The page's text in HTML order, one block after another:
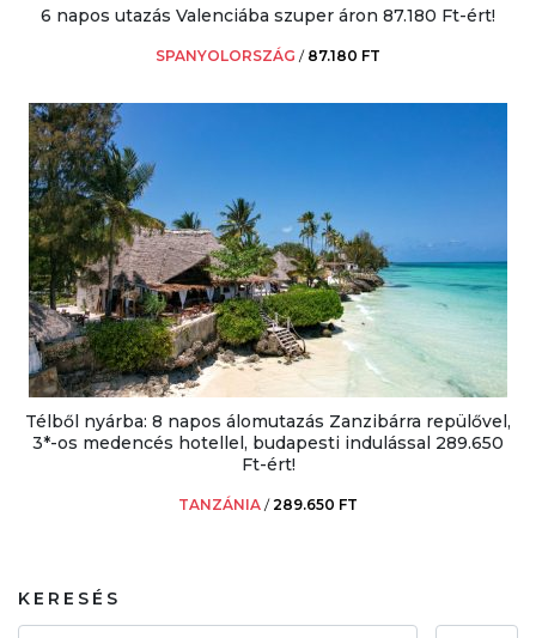
6 napos utazás Valenciába szuper áron 87.180 Ft-ért!
SPANYOLORSZÁG / 87.180 FT
Télből nyárba: 8 napos álomutazás Zanzibárra repülővel,
3*-os medencés hotellel, budapesti indulással 289.650
Ft-ért!
TANZÁNIA /289.650 FT
KERESÉS